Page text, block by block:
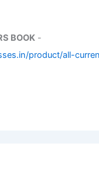
BOOK -
product/all-